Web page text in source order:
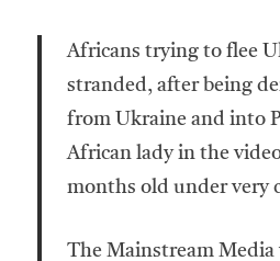
Africans trying to flee
stranded, after being
from Ukraine and into
African lady in the
months old under very
The Mainstream